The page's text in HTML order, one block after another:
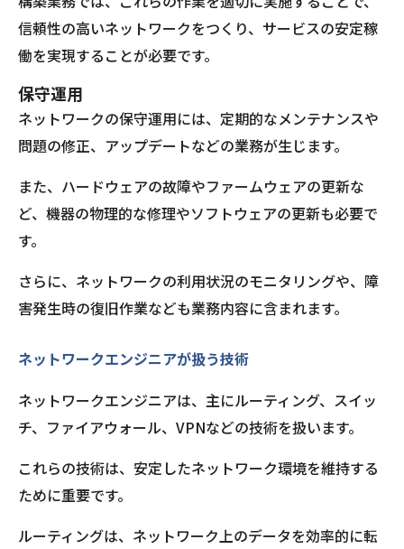
信頼性の高いネットワークをつくり、サービスの安定稼
働を実現することが必要です。
保守運用
ネットワークの保守運用には、定期的なメンテナンスや
問題の修正、アップデートなどの業務が生じます。
また、ハードウェアの故障やファームウェアの更新な
ど、機器の物理的な修理やソフトウェアの更新も必要で
す。
さらに、ネットワークの利用状況のモニタリングや、障
害発生時の復旧作業なども業務内容に含まれます。
ネットワークエンジニアが扱う技術
ネットワークエンジニアは、主にルーティング、スイッ
チ、ファイアウォール、VPNなどの技術を扱います。
これらの技術は、安定したネットワーク環境を維持する
ために重要です。
ルーティングは、ネットワーク上のデータを効率的に転